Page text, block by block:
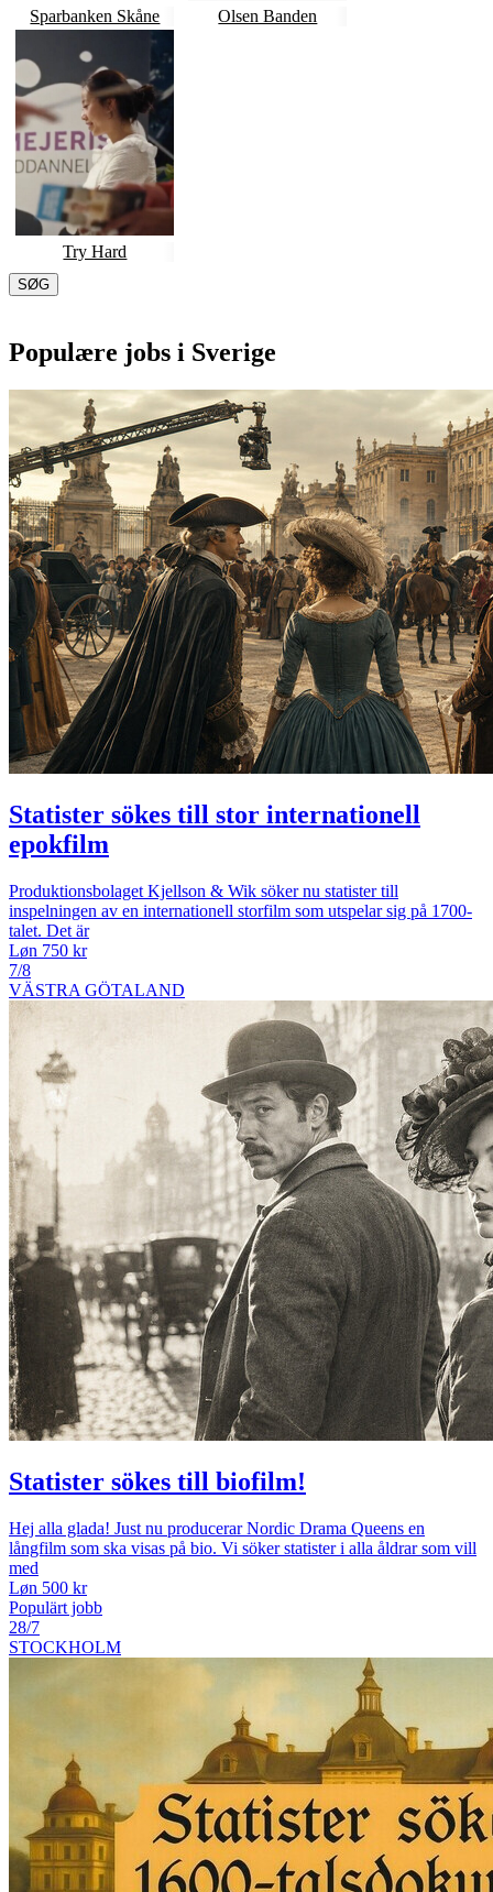
Sparbanken Skåne Olsen Banden
Try Hard
SØG
Populære jobs i Sverige
Statister sökes till stor internationell
epokfilm
Produktionsbolaget Kjellson & Wik söker nu statister till
inspelningen av en internationell storfilm som utspelar sig på 1700-
talet. Det är
Løn 750 kr
7/8
VÄSTRA GÖTALAND
Statister sökes till biofilm!
Hej alla glada! Just nu producerar Nordic Drama Queens en
långfilm som ska visas på bio. Vi söker statister i alla åldrar som vill
med
Løn 500 kr
Populärt jobb
28/7
STOCKHOLM